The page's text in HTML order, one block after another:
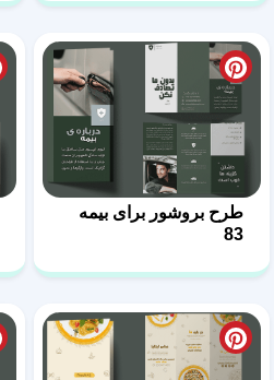
طرح بروشور برای بیمه
83